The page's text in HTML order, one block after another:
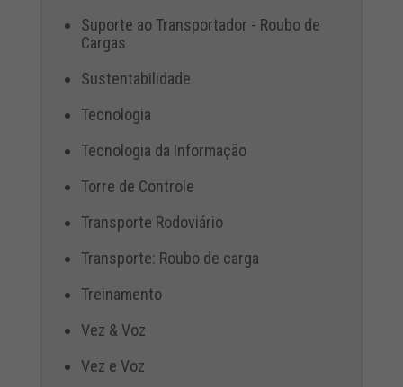
Suporte ao Transportador - Roubo de
Cargas
Sustentabilidade
Tecnologia
Tecnologia da Informação
Torre de Controle
Transporte Rodoviário
Transporte: Roubo de carga
Treinamento
Vez & Voz
Vez e Voz